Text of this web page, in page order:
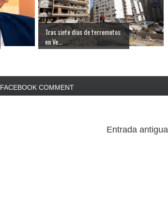
Tras siete días de terremotos
en Ve...
FACEBOOK COMMENT
Entrada antigua